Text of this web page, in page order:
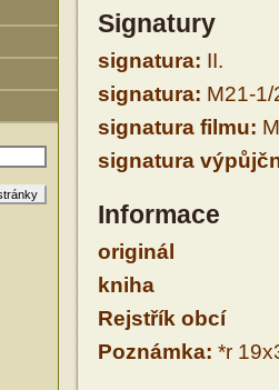
Signatury
signatura: II.
signatura: M21-1/
signatura filmu:
signatura
Informace
originál
kniha
Rejstřík obcí
Poznámka: *r